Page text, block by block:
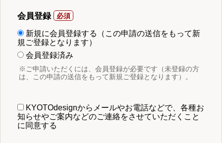
会員登録
新規に会員登録する（この申請の送信をもって新
規ご登録となります）
会員登録済み
※ご申請いただくには、会員登録が必要です（未登録の方
は、この申請の送信をもって新規ご登録となります）。
KYOTOdesignからメールやお電話などで、各種お
知らせやご案内などのご連絡をさせていただくこと
に同意する